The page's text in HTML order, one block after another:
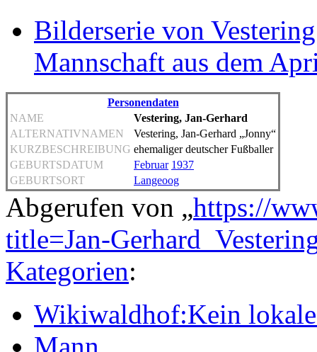
Bilderserie von
Mannschaft aus dem
Personendaten
NAME
Vestering, Jan-Gerhard
ALTERNATIVNAMEN
Vestering, Jan-Gerhard „Jonny“
KURZBESCHREIBUNG ehemaliger deutscher Fußballer
GEBURTSDATUM
Februar 1937
GEBURTSORT
Langeoog
Abgerufen von „https://
title=Jan-
Kategorien:
Wikiwaldhof:Kein
Mann